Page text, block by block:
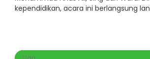
kependidikan, acara ini berlangsung